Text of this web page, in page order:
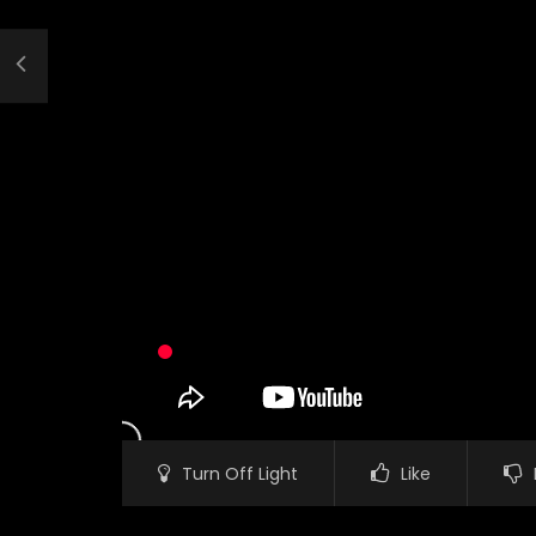
Turn Off Light Like